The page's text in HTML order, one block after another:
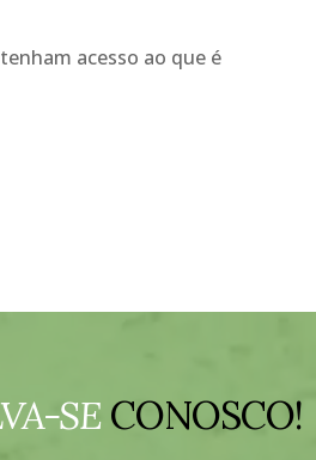
acesso ao que é
SECONOSCO!